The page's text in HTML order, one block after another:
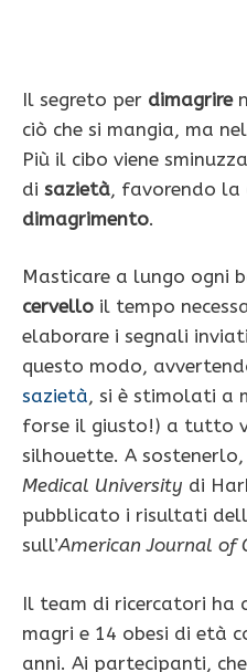
Il segreto per dimagrire
ciò che si mangia, ma
Più il cibo viene
di sazietà, favorendo la
dimagrimento.
Masticare a lungo ogni
cervello il tempo
elaborare i segnali
questo modo,
sazietà, si è stimolati a
forse il giusto!) a tutto
silhouette. A
Medical University di
pubblicato i risultati
sull’American Journal of
Il team di ricercatori ha
magri e 14 obesi di età
anni. Ai partecipanti,